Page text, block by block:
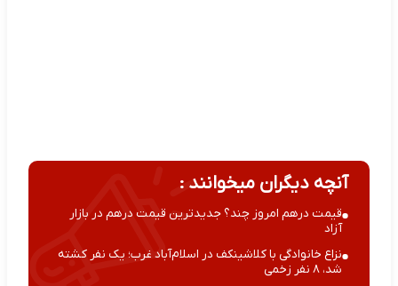
آنچه دیگران میخوانند :
قیمت درهم امروز چند؟ جدیدترین قیمت درهم در بازار
آزاد
نزاع خانوادگی با کلاشینکف در اسلام‌آباد غرب؛ یک نفر کشته
شد، ۸ نفر زخمی